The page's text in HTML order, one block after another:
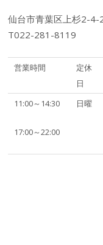
仙台市青葉区上杉2-4-
T022-281-8119
営業時間
定休
日
11:00～14:30
17:00～22:00
日曜